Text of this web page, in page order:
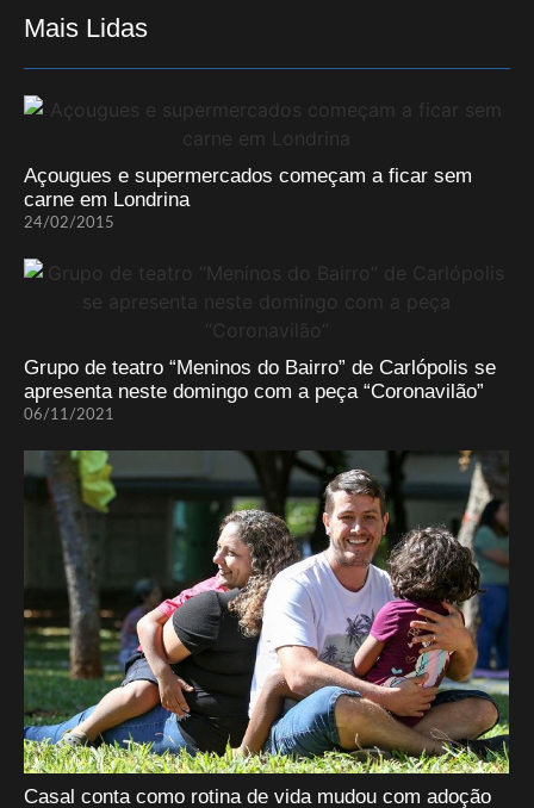
Mais Lidas
Açougues e supermercados começam a ficar sem
carne em Londrina
24/02/2015
Grupo de teatro “Meninos do Bairro” de Carlópolis se
apresenta neste domingo com a peça “Coronavilão”
06/11/2021
Casal conta como rotina de vida mudou com adoção